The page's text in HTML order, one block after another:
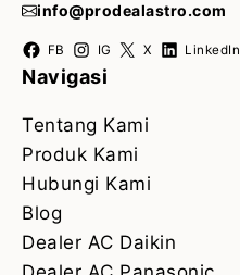
info@prodealastro.com
FB IG X LinkedIn
Navigasi
Tentang Kami
Produk Kami
Hubungi Kami
Blog
Dealer AC Daikin